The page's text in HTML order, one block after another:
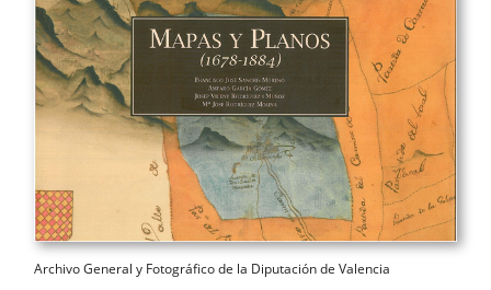
Archivo General y Fotográfico de la Diputación de Valencia